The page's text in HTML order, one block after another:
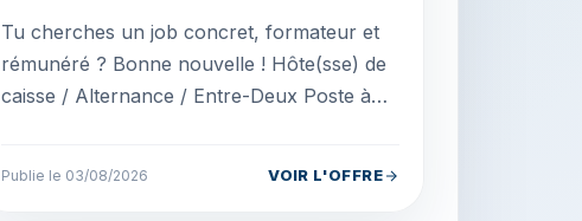
Tu cherches un job concret, formateur et
rémunéré ? Bonne nouvelle ! Hôte(sse) de
caisse / Alternance / Entre-Deux Poste à
Publie le 03/08/2026 VOIR L'OFFRE